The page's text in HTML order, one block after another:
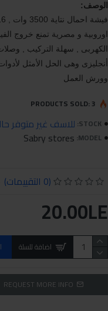
الوصف:
اوروبية و مصرية تمنع خروج
الكهربى , سهلة التركيب ,
أنجليزى وهى الحل الأمثل
وورش العمل
STOCK: للاسف غير متوفر
MODEL:
Sabry stores
PRODUCTS SOLD: 3
(0 التقييمات)
20.00LE
اضافة للسلة
REQUEST MORE INFO